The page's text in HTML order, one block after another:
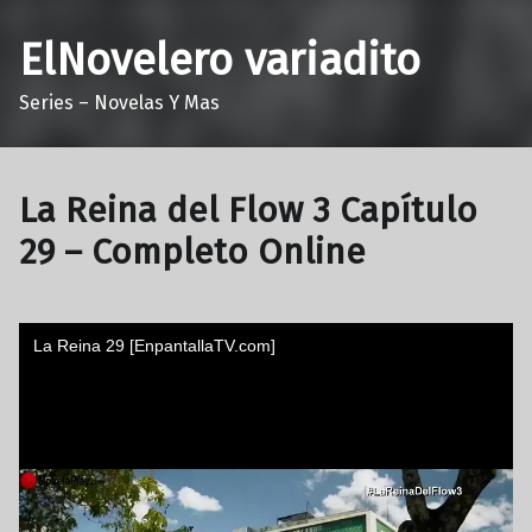
ElNovelero variadito
Series – Novelas Y Mas
La Reina del Flow 3 Capítulo
29 – Completo Online